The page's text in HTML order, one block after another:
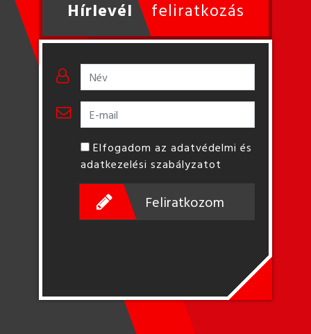
Hírlevél feliratkozás
Elfogadom az adatvédelmi és
adatkezelési szabályzatot
Feliratkozom